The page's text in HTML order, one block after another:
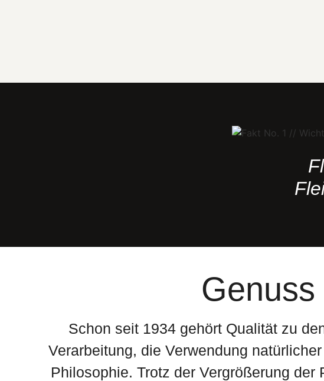
Schon seit 1934 gehört Qualität zu
Verarbeitung, die Verwendung
Philosophie. Trotz der Vergrößerung